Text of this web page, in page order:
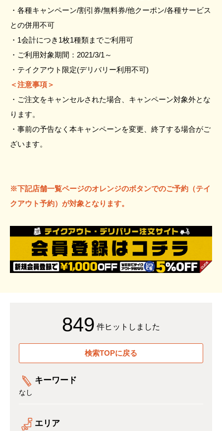
・各種キャンペーン/割引券/無料券/他クーポン/各種サービス
との併用不可
・1会計につき1枚1種類までご利用可
・ご利用対象期間：2021/3/1～
・テイクアウト限定(デリバリー利用不可)
＜注意事項＞
・ご注文をキャンセルされた場合、キャンペーン対象外とな
ります。
・事前の予告なく本キャンペーンを変更、終了する場合がご
ざいます。
※下記店舗一覧ページのオレンジのボタンでのご予約（テイ
クアウト予約）が対象となります。
849 件ヒットしました
検索TOPに戻る
キーワード
なし
エリア